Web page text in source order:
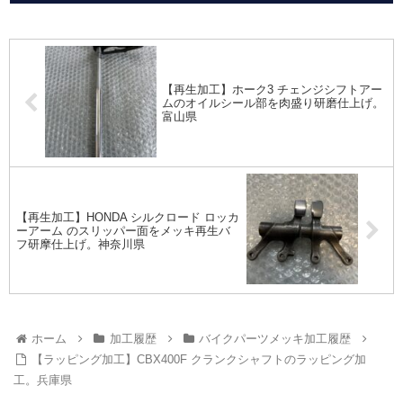
【再生加工】ホーク3 チェンジシフトアー
ムのオイルシール部を肉盛り研磨仕上げ。
富山県
【再生加工】HONDA シルクロード ロッカ
ーアーム のスリッパー面をメッキ再生バ
フ研摩仕上げ。神奈川県
ホーム 加工履歴
バイクパーツメッキ加工履歴
【ラッピング加工】CBX400F クランクシャフトのラッピング加
工。兵庫県